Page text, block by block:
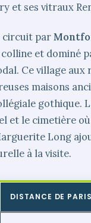
et ses vitraux
circuit par
et dominé
Ce village aux
maisons
gothique.
et le cimetière
Long
à la visite.
DISTANCE DE PARIS